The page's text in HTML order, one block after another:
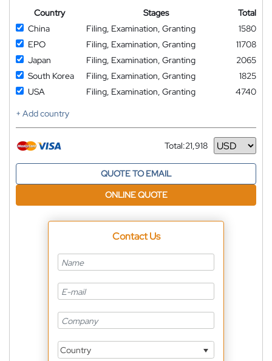
Country
Stages
Total
China
Filing, Examination, Granting
1580
EPO
Filing, Examination, Granting
11708
Japan
Filing, Examination, Granting
2065
South Korea
Filing, Examination, Granting
1825
USA
Filing, Examination, Granting
4740
+ Add country
Total:21,918
Currency
QUOTE TO EMAIL
ONLINE QUOTE
Contact Us
Country